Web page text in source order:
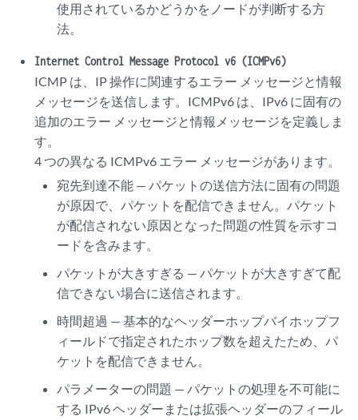
使用されているかどうかをノードが判断する方
法。
Internet Control Message Protocol v6 (ICMPv6)
ICMP は、IP 操作に関連するエラー メッセージと情報
メッセージを送信します。ICMPv6 は、IPv6 に固有の
追加のエラー メッセージと情報メッセージを定義しま
す。
4 つの異なる ICMPv6 エラー メッセージがあります。
宛先到達不能 — パケットの送信方法に固有の問題
が原因で、パケットを配信できません。パケット
が配信されない原因となった問題の性質を示すコ
ードを含みます。
パケットが大きすぎる — パケットが大きすぎて配
信できない場合に送信されます。
時間超過 — 基本的なヘッダーホップバイホップフ
ィールドで指定されたホップ数を超えたため、パ
ケットを配信できません。
パラメーターの問題 — パケットの処理を不可能に
する IPv6 ヘッダーまたは拡張ヘッダーのフィール